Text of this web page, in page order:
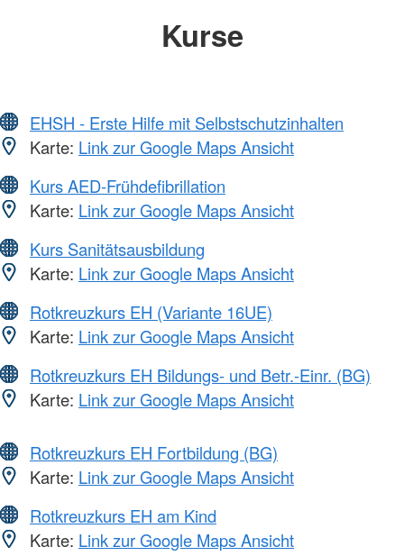
Kurse
EHSH - Erste Hilfe mit Selbstschutzinhalten
Karte: Link zur Google Maps Ansicht
Kurs AED-Frühdefibrillation
Karte: Link zur Google Maps Ansicht
Kurs Sanitätsausbildung
Karte: Link zur Google Maps Ansicht
Rotkreuzkurs EH (Variante 16UE)
Karte: Link zur Google Maps Ansicht
Rotkreuzkurs EH Bildungs- und Betr.-Einr. (BG)
Karte: Link zur Google Maps Ansicht
Rotkreuzkurs EH Fortbildung (BG)
Karte: Link zur Google Maps Ansicht
Rotkreuzkurs EH am Kind
Karte: Link zur Google Maps Ansicht